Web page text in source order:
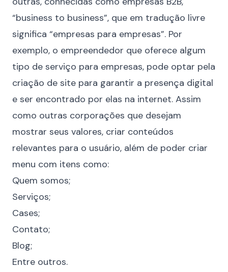
“business to business”, que em tradução livre
significa “empresas para empresas”. Por
exemplo, o empreendedor que oferece algum
tipo de serviço para empresas, pode optar pela
criação de site para garantir a presença digital
e ser encontrado por elas na internet. Assim
como outras corporações que desejam
mostrar seus valores, criar conteúdos
relevantes para o usuário, além de poder criar
menu com itens como:
Quem somos;
Serviços;
Cases;
Contato;
Blog;
Entre outros.